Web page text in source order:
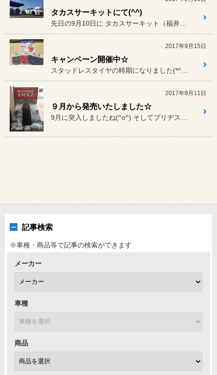
タカスサーキットにて(^^)
2017年9月15日
キャンペーン開催中☆
2017年9月11日
９月から発売いたしました☆
記事検索
※車種・商品等で記事の検索ができます
メーカー
車種
商品